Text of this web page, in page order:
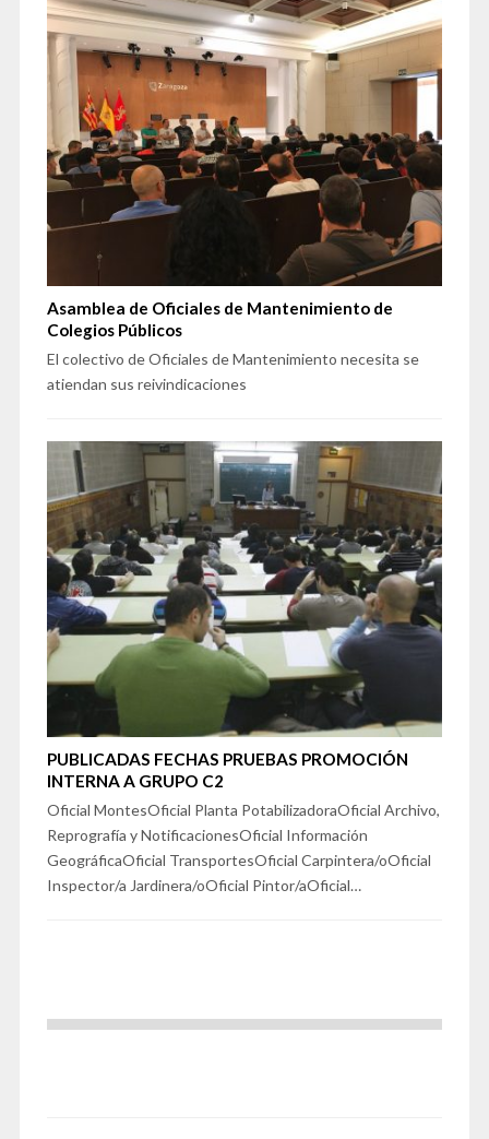
Asamblea de Oficiales de Mantenimiento de
Colegios Públicos
El colectivo de Oficiales de Mantenimiento necesita se
atiendan sus reivindicaciones
PUBLICADAS FECHAS PRUEBAS PROMOCIÓN
INTERNA A GRUPO C2
Oficial MontesOficial Planta PotabilizadoraOficial Archivo,
Reprografía y NotificacionesOficial Información
GeográficaOficial TransportesOficial Carpintera/oOficial
Inspector/a Jardinera/oOficial Pintor/aOficial…